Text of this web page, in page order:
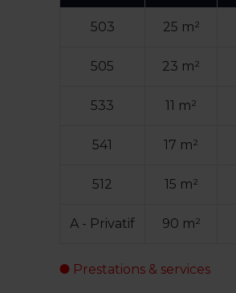
503 25 m²
505 23 m²
533 11 m²
541 17 m²
512 15 m²
A - Privatif 90 m²
Prestations & services